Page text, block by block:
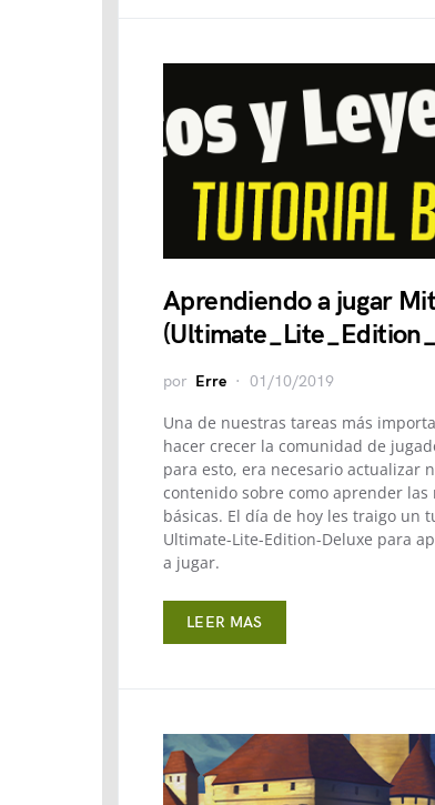
Aprendiendo a jugar
por Erre 01/10/2019
Una de nuestras tareas más
hacer crecer la comunidad de
para esto, era necesario actualizar
contenido sobre como aprender las
básicas. El día de hoy les traigo un
Ultimate-Lite-Edition-Deluxe para
a jugar.
LEER MAS